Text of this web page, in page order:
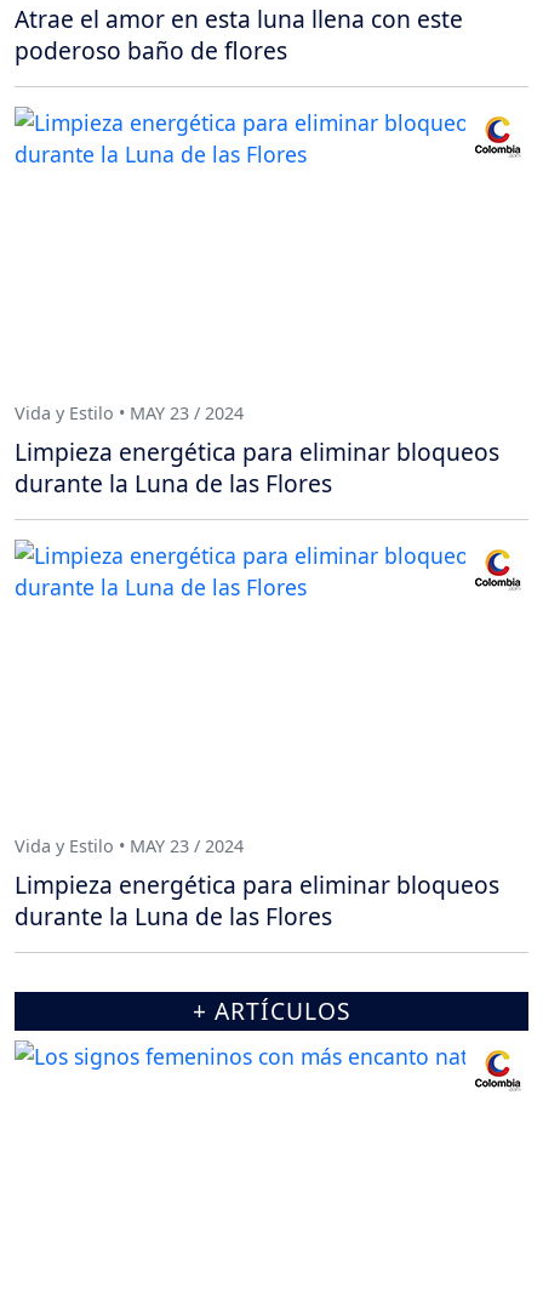
Atrae el amor en esta luna llena con este
poderoso baño de flores
Vida y Estilo • MAY 23 / 2024
Limpieza energética para eliminar bloqueos
durante la Luna de las Flores
Vida y Estilo • MAY 23 / 2024
Limpieza energética para eliminar bloqueos
durante la Luna de las Flores
+ ARTÍCULOS